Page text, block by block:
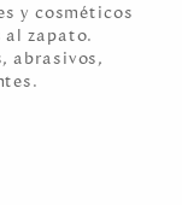
y cosméticos
al zapato.
abrasivos,